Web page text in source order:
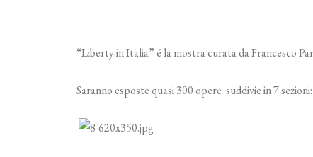
“Liberty in Italia” é la mostra curata da Francesco
Saranno esposte quasi 300 opere suddivie in 7